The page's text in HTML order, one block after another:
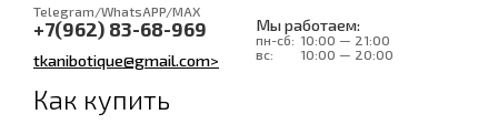
Telegram/WhatsAPP/MAX
+7(962) 83-68-969
tkanibotique@gmail.com>
Мы работаем:
пн-сб: 10:00 — 21:00
вс:
10:00 — 20:00
Как купить